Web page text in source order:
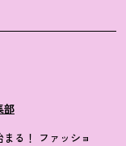
部
る！ ファッショ